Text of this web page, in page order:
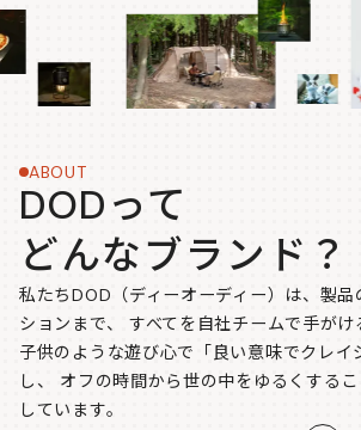
ABOUT
DODって
どんなブランド？
私たちDOD（ディーオーディー）は、製
ションまで、
すべてを自社チームで手がけ
子供のような遊び心で「良い意味でクレイ
し、
オフの時間から世の中をゆるくする
しています。